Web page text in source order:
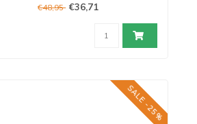
€48,95 €36,71
SALE -25%